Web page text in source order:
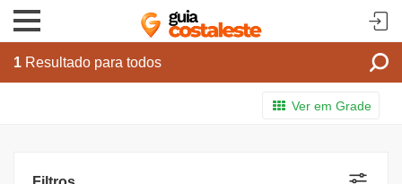
1 Resultado para todos
Ver em Grade